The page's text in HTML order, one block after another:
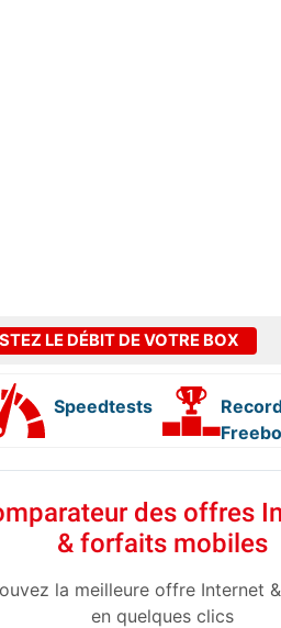
LE DÉBIT DE VOTRE BOX
Speedtests
des offres
& forfaits mobiles
la meilleure offre Internet
en quelques clics